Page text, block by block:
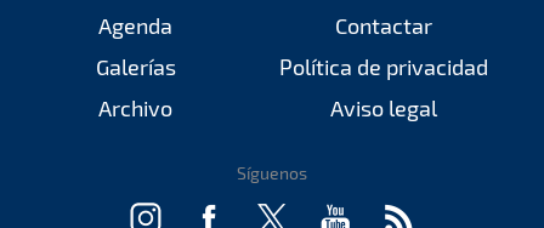
Agenda
Galerías
Archivo
Contactar
Política de privacidad
Aviso legal
Síguenos